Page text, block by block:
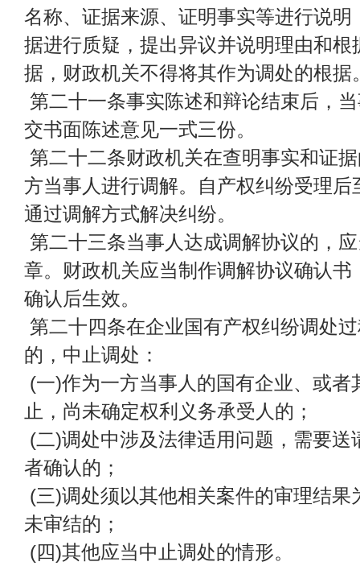
名称、证据来源、证明事实等进行说
据进行质疑，提出异议并说明理由和
据，财政机关不得将其作为调处的根据
第二十一条事实陈述和辩论结束后，
交书面陈述意见一式三份。
第二十二条财政机关在查明事实和证
方当事人进行调解。自产权纠纷受理
通过调解方式解决纠纷。
第二十三条当事人达成调解协议的，
章。财政机关应当制作调解协议确认
确认后生效。
第二十四条在企业国有产权纠纷调处
的，中止调处：
(一)作为一方当事人的国有企业、或者
止，尚未确定权利义务承受人的；
(二)调处中涉及法律适用问题，需要送
者确认的；
(三)调处须以其他相关案件的审理结果
未审结的；
(四)其他应当中止调处的情形。